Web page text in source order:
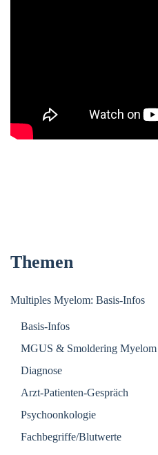
Themen
Multiples Myelom: Basis-Infos
Basis-Infos
MGUS & Smoldering Myelom
Diagnose
Arzt-Patienten-Gespräch
Psychoonkologie
Fachbegriffe/Blutwerte